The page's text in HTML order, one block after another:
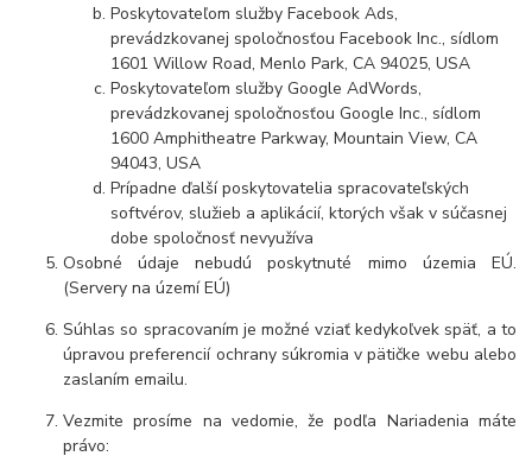
Poskytovateľom služby Facebook Ads,
prevádzkovanej spoločnosťou Facebook Inc., sídlom
1601 Willow Road, Menlo Park, CA 94025, USA
Poskytovateľom služby Google AdWords,
prevádzkovanej spoločnosťou Google Inc., sídlom
1600 Amphitheatre Parkway, Mountain View, CA
94043, USA
Prípadne ďalší poskytovatelia spracovateľských
softvérov, služieb a aplikácií, ktorých však v súčasnej
dobe spoločnosť nevyužíva
Osobné údajenebudú poskytnuté mimo územia EÚ.
(Servery na území EÚ)
Súhlas so spracovaním je možné vziať kedykoľvek späť, a to
úpravou preferencií ochrany súkromia v pätičke webu alebo
zaslaním emailu.
Vezmite prosíme na vedomie, že podľa Nariadenia máte
právo: